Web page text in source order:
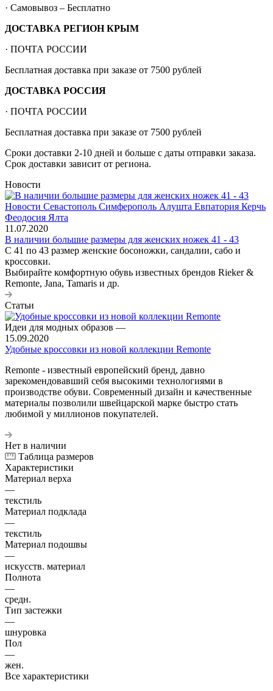
· Самовывоз – Бесплатно
ДОСТАВКА РЕГИОН КРЫМ
· ПОЧТА РОССИИ
Бесплатная доставка при заказе от 7500 рублей
ДОСТАВКА РОССИЯ
· ПОЧТА РОССИИ
Бесплатная доставка при заказе от 7500 рублей
Сроки доставки 2-10 дней и больше с даты отправки заказа.
Срок доставки зависит от региона.
Новости
11.07.2020
В наличии большие размеры для женских ножек 41 - 43
С 41 по 43 размер женские босоножки, сандалии, сабо и
кроссовки.
Выбирайте комфортную обувь известных брендов Rieker &
Remonte, Jana, Tamaris и др.
Статьи
Идеи для модных образов —
15.09.2020
Удобные кроссовки из новой коллекции Remonte
Remonte - известный европейский бренд, давно
зарекомендовавший себя высокими технологиями в
производстве обуви. Современный дизайн и качественные
материалы позволили швейцарской марке быстро стать
любимой у миллионов покупателей.
Нет в наличии
Таблица размеров
Характеристики
Материал верха
—
текстиль
Материал подклада
—
текстиль
Материал подошвы
—
искусств. материал
Полнота
—
средн.
Тип застежки
—
шнуровка
Пол
—
жен.
Все характеристики